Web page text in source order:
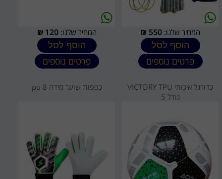
המחיר שלנו:550
₪
הוסף לסל
פרטים נוספים
המחיר שלנו:120
₪
הוסף לסל
פרטים נוספים
כדורגל איכותי VICTORY TPU
גודל 5
כפפות שוער מידה 8 pu